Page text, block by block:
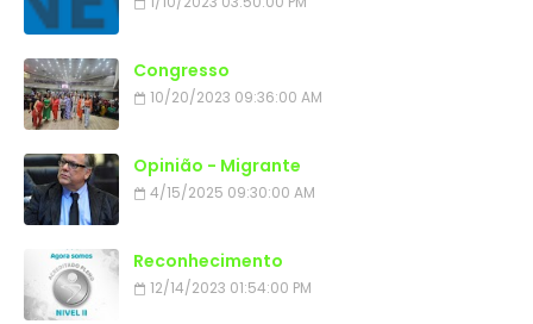
Congresso
10/20/2023 09:36:00 AM
Opinião - Migrante
4/15/2025 09:30:00 AM
Reconhecimento
12/14/2023 01:54:00 PM